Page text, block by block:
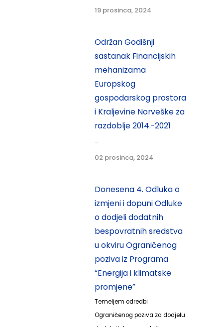
19 prosinca, 2024
Održan Godišnji
sastanak Financijskih
mehanizama
Europskog
gospodarskog prostora
i Kraljevine Norveške za
razdoblje 2014.-2021
...
02 prosinca, 2024
Donesena 4. Odluka o
izmjeni i dopuni Odluke
o dodjeli dodatnih
bespovratnih sredstva
u okviru Ograničenog
poziva iz Programa
“Energija i klimatske
promjene”
Temeljem odredbi
Ograničenog poziva za dodjelu